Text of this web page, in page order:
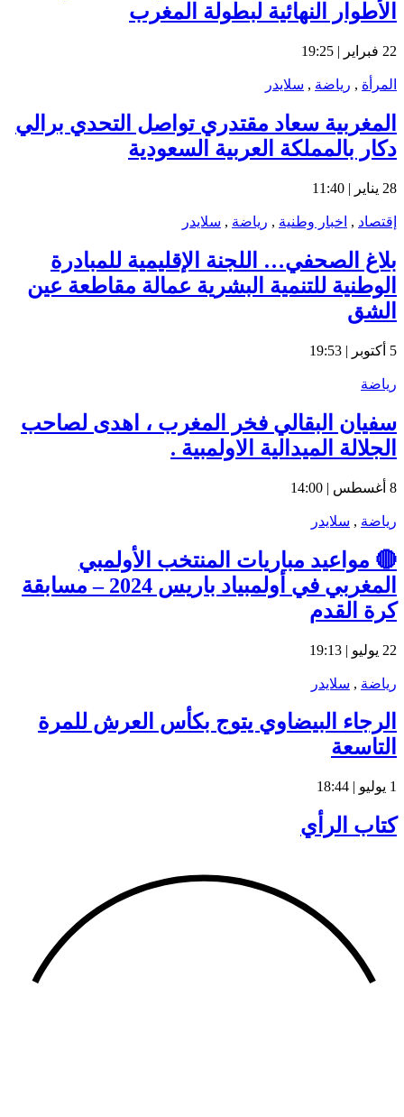
الأطوار النهائية لبطولة المغرب
22 فبراير | 19:25
المرأة , رياضة , سلايدر
المغربية سعاد مقتدري تواصل التحدي برالي
دكار بالمملكة العربية السعودية
28 يناير | 11:40
إقتصاد , اخبار وطنية , رياضة , سلايدر
بلاغ الصحفي… اللجنة الإقليمية للمبادرة
الوطنية للتنمية البشرية عمالة مقاطعة عين
الشق
5 أكتوبر | 19:53
رياضة
سفيان البقالي فخر المغرب ، اهدى لصاحب
الجلالة الميدالية الاولمبية .
8 أغسطس | 14:00
رياضة , سلايدر
🔴 مواعيد مباريات المنتخب الأولمبي
المغربي في أولمبياد باريس 2024 – مسابقة
كرة القدم
22 يوليو | 19:13
رياضة , سلايدر
الرجاء البيضاوي يتوج بكأس العرش للمرة
التاسعة
1 يوليو | 18:44
كتاب الرأي